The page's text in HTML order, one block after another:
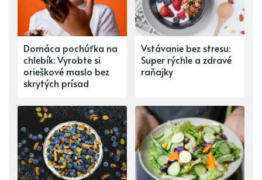
Domáca pochúťka na
chlebík: Vyrobte si
orieškové maslo bez
skrytých prísad
Vstávanie bez stresu:
Super rýchle a zdravé
raňajky